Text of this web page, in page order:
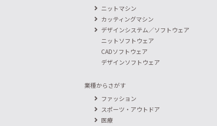
ニットマシン
カッティングマシン
デザインシステム／ソフトウェア
ニットソフトウェア
CADソフトウェア
デザインソフトウェア
業種からさがす
ファッション
スポーツ・アウトドア
医療